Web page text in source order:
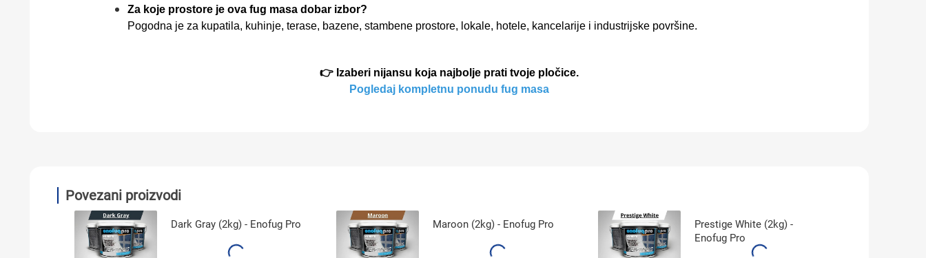
Za koje prostore je ova fug masa dobar izbor?
Pogodna je za kupatila, kuhinje, terase, bazene, stambene prostore, lokale, hotele, kancelarije i industrijske površine.
👉 Izaberi nijansu koja najbolje prati tvoje pločice.
Pogledaj kompletnu ponudu fug masa
Povezani proizvodi
Dark Gray (2kg) - Enofug Pro Maroon (2kg) - Enofug Pro
Prestige White (2kg) -
Enofug Pro